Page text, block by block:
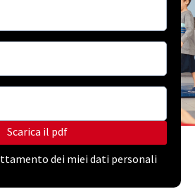
Scarica il pdf
dei miei dati personali